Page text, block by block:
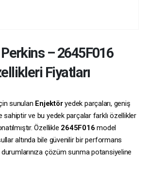
Perkins–2645F016
Fiyatları
sunulan Enjektöryedek parçaları, geniş
sahiptir ve bu yedek parçalar farklı özellikler
Özellikle 2645F016 model
altında bile güvenilir bir performans
durumlarınıza çözüm sunma potansiyeline